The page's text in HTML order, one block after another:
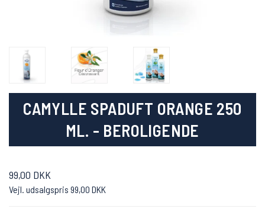
CAMYLLE SPADUFT ORANGE 250
ML. - BEROLIGENDE
99,00 DKK
Vejl. udsalgspris 99,00 DKK